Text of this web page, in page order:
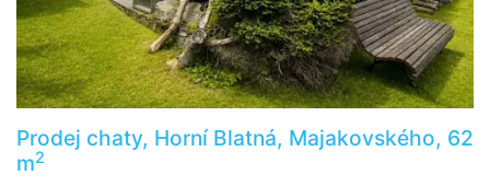
Prodej chaty, Horní Blatná, Majakovského, 62
m2